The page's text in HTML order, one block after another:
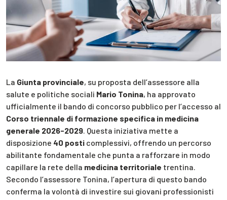
La Giunta provinciale, su proposta dell’assessore alla
salute e politiche sociali Mario Tonina, ha approvato
ufficialmente il bando di concorso pubblico per l’accesso al
Corso triennale di formazione specifica in medicina
generale 2026-2029 . Questa iniziativa mette a
disposizione 40 posti complessivi, offrendo un percorso
abilitante fondamentale che punta a rafforzare in modo
capillare la rete della medicina territoriale trentina.
Secondo l’assessore Tonina, l’apertura di questo bando
conferma la volontà di investire sui giovani professionisti